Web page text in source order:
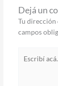
Dejá un
Tu dirección
campos
acá...